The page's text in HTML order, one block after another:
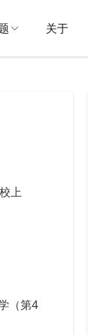
关于
上
（第4